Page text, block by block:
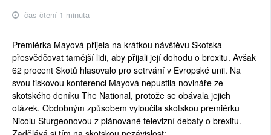
čas čtení 1 minuta
Premiérka Mayová přijela na krátkou návštěvu Skotska
přesvědčovat tamější lidi, aby přijali její dohodu o brexitu. Avšak
62 procent Skotů hlasovalo pro setrvání v Evropské unii. Na
svou tiskovou konferenci Mayová nepustila novináře ze
skotského deníku The National, protože se obávala jejich
otázek. Obdobným způsobem vyloučila skotskou premiérku
Nicolu Sturgeonovou z plánované televizní debaty o brexitu.